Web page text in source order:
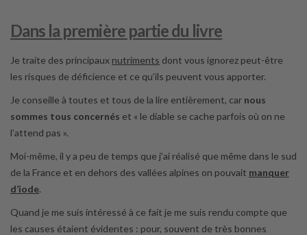
Dans la première partie du livre
Je traite des principaux nutriments dont vous ignorez peut-être
les risques de déficience et ce qu’ils peuvent vous apporter.
Je conseille à toutes et tous de la lire entièrement, car nous
sommes tous concernés et « le diable se cache parfois où on ne
l’attend pas ».
Moi-même, il y a peu de temps que j’ai réalisé que même dans le sud
de la France et en dehors des vallées alpines on pouvait manquer
d’iode.
Quand je me suis intéressé à ce fait je me suis rendu compte que
les causes étaient évidentes : pour, souvent de très bonnes